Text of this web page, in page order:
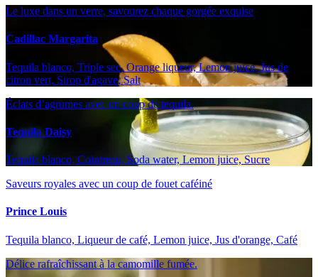
Le luxe dans un verre, savourez chaque gorgée exquise
Cadillac Margarita
Tequila blanco, Triple sec, Orange liqueur, Lemon juice, Jus de
citron vert, Sirop d'agave, Salt
Éclats d’agrumes avec un coup de tequila.
Tequila Daisy
Tequila blanco, Cointreau, Soda water, Lemon juice, Sucre
Saveurs royales avec un coup de fouet caféiné
Prince Louis
Tequila blanco, Liqueur de café, Lemon juice, Jus d'orange, Café
Délice rafraîchissant à la camomille fumée.